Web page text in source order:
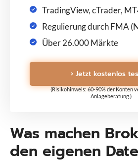
TradingView, cTrader,
Regulierung durch FMA
Über 26.000 Märkte
› Jetzt kostenlos
(Risikohinweis: 60-90% der Konten
Anlageberatung.)
Was machen
den eigenen